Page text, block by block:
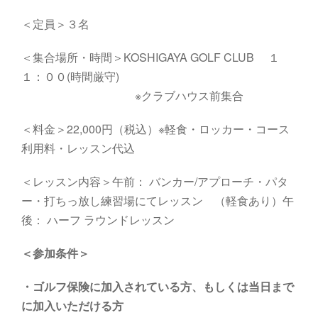
＜定員＞３名
＜集合場所・時間＞ KOSHIGAYAGOLFCLUB
１
１：００ (時間厳守)
※クラブハウス前集合
＜料金＞22,000円（税込）※軽食・ロッカー・コース
利用料・レッスン代込
＜レッスン内容＞午前： バンカー/アプローチ・パタ
ー・打ちっ放し練習場にてレッスン （軽食あり）午
後： ハーフ ラウンドレッスン
＜参加条件＞
・ ゴルフ保険に加入されている方、もしくは当日まで
に加入いただける方